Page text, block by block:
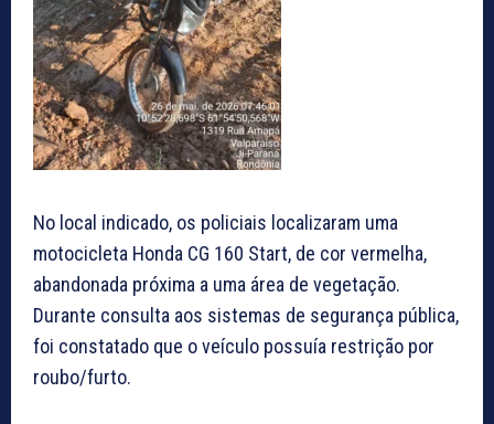
No local indicado, os policiais localizaram uma
motocicleta Honda CG 160 Start, de cor vermelha,
abandonada próxima a uma área de vegetação.
Durante consulta aos sistemas de segurança pública,
foi constatado que o veículo possuía restrição por
roubo/furto.